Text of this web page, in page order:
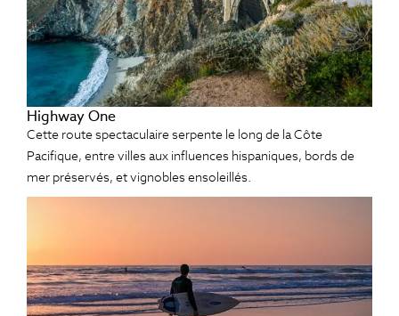
Highway One
Cette route spectaculaire serpente le long de la Côte
Pacifique, entre villes aux influences hispaniques, bords de
mer préservés, et vignobles ensoleillés.